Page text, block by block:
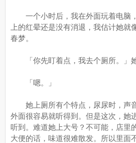
一个小时后，我在外面玩着电脑
上的红晕还是没有消退，我估计她就
春梦。
「你先盯着点，我去个厕所。」她
「嗯。」
她上厕所有个特点，尿尿时，声
外面很容易就听得到。但是这次，她
听到。难道她上大号？不可能，店里
大便的话，味道很难散发。所以里面